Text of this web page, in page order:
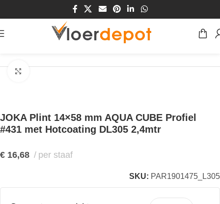
JOKA Plint 14×58 mm AQUA CUBE Profiel
#431 met Hotcoating DL305 2,4mtr
€ 16,68 per staaf
SKU: PAR1901475_L305